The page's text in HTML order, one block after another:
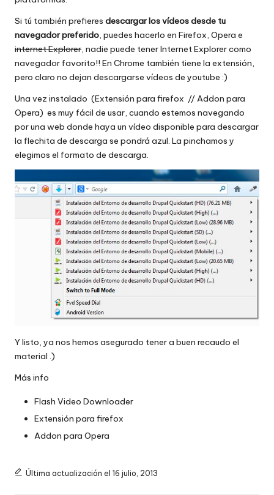
Si tú también prefieres descargar los vídeos desde tu
navegador preferido , puedes hacerlo en Firefox, Opera e
internet Explorer , nadie puede tener Internet Explorer como
navegador favorito!! En Chrome también tiene la extensión,
pero claro no dejan descargarse vídeos de youtube :)
Una vez instalado (Extensión para firefox // Addon para
Opera) es muy fácil de usar, cuando estemos navegando
por una web donde haya un vídeo disponible para descargar
la flechita de descarga se pondrá azul. La pinchamos y
elegimos el formato de descarga.
Y listo, ya nos hemos asegurado tener a buen recaudo el
material .)
Más info
Flash Video Downloader
Extensión para firefox
Addon para Opera
Última actualización el 16 julio, 2013